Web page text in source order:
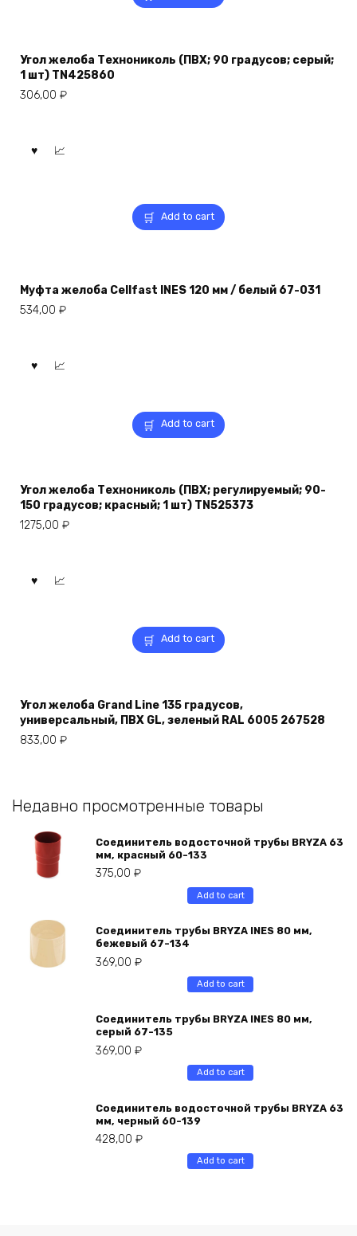
Угол желоба Технониколь (ПВХ; 90 градусов; серый;
1 шт) TN425860
306,00 ₽
Add to cart
Муфта желоба Cellfast INES 120 мм / белый 67-031
534,00 ₽
Add to cart
Угол желоба Технониколь (ПВХ; регулируемый; 90-
150 градусов; красный; 1 шт) TN525373
1275,00 ₽
Add to cart
Угол желоба Grand Line 135 градусов,
универсальный, ПВХ GL, зеленый RAL 6005 267528
833,00 ₽
Недавно просмотренные товары
Соединитель водосточной трубы BRYZA 63
мм, краcный 60-133
375,00 ₽
Add to cart
Соединитель трубы BRYZA INES 80 мм,
бежевый 67-134
369,00 ₽
Add to cart
Соединитель трубы BRYZA INES 80 мм,
серый 67-135
369,00 ₽
Add to cart
Соединитель водосточной трубы BRYZA 63
мм, черный 60-139
428,00 ₽
Add to cart